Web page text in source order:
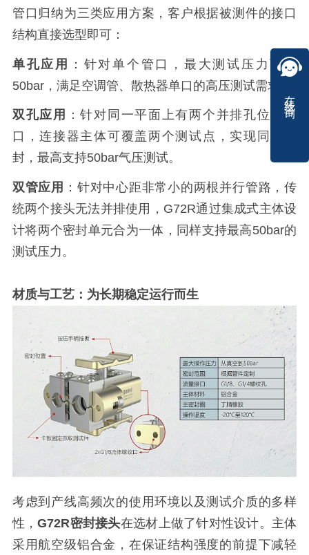
管口归纳为三类应用方案，客户根据被测件的接口
结构直接选型即可：
单孔应用
：针对单个管口，最大测试压力可达
50bar，满足空调管、散热器单口的高压测试需求。
双孔应用
：针对同一平面上有两个并排孔位的接
口，连接器主体可覆盖两个测试点，实现同步密
封，最高支持50bar气压测试。
双管应用 ：针对中心距非常小的两根并行管路，传
统两个接头无法并排使用，G72R通过集成式主体设
计将两个密封单元合为一体，同样支持最高50bar的
测试压力。
材质与工艺：为长期稳定运行而生
考虑到产线高频次的使用环境以及测试介质的多样
性，G72R密封接头在选材上做了针对性设计。主体
采用航空级铝合金，在保证结构强度的前提下减轻
在线咨询